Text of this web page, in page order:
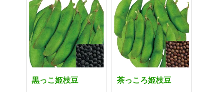
黒っこ姫枝豆
茶っころ姫枝豆